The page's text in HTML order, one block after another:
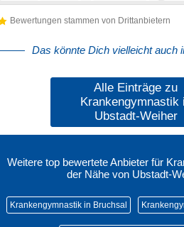
Bewertungen stammen von Drittanbietern
Das könnte Dich vielleicht auch
Alle Einträge zu
Krankengymnastik
Ubstadt-Weiher
Weitere top bewertete Anbieter für
der Nähe von Ubstadt-
Krankengymnastik in Bruchsal